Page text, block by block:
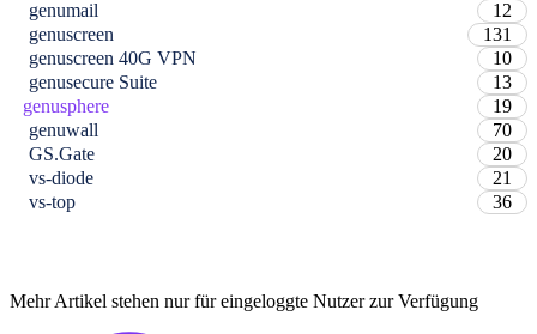
genumail
12
genuscreen
131
genuscreen 40G VPN
10
genusecure Suite
13
genusphere
19
genuwall
70
GS.Gate
20
vs-diode
21
vs-top
36
Mehr Artikel stehen nur für eingeloggte Nutzer zur Verfügung